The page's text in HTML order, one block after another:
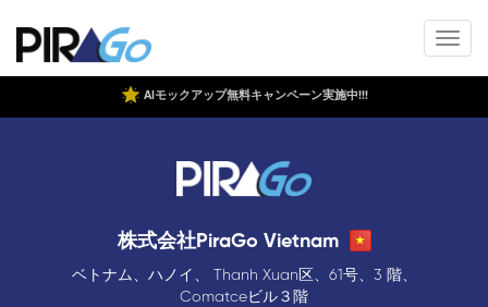
AIモックアップ無料キャンペーン実施中!!!
株式会社PiraGo Vietnam
ベトナム、ハノイ、 Thanh Xuan区、61号、3 階、
Comatceビル３階